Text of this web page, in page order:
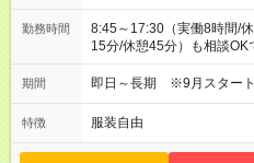
勤務時間
8:45～17:30（実働8時間/
15分/休憩45分）も相談OK
期間 即日～長期 ※9月スタート
特徴 服装自由